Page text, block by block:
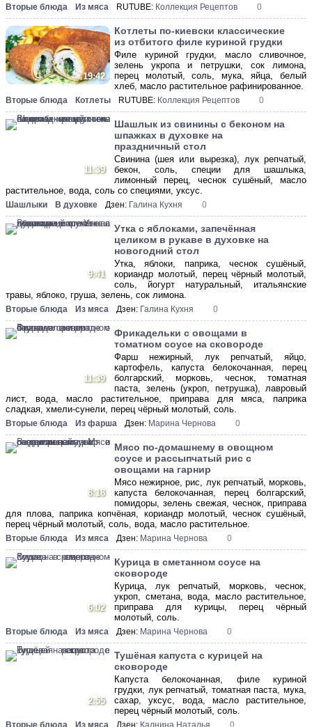
Вторые блюда Из мяса RUTUBE: Коллекция Рецептов 0
19:42
Котлеты по-киевски классические
из отбитого филе куриной грудки
Филе куриной грудки, масло сливочное,
зелень укропа и петрушки, сок лимона,
перец молотый, соль, мука, яйца, белый
хлеб, масло растительное рафинированное.
Вторые блюда Котлеты RUTUBE: Коллекция Рецептов 0
11:39
Шашлык из свинины с беконом на
шпажках в духовке на
праздничный стол
Свинина (шея или вырезка), лук репчатый,
бекон, соль, специи для шашлыка,
лимонный перец, чеснок сушёный, масло
растительное, вода, соль со специями, уксус.
Шашлыки В духовке Дзен: Галина Кухня 0
9:41
Утка с яблоками, запечённая
целиком в рукаве в духовке на
новогодний стол
Утка, яблоки, паприка, чеснок сушёный,
кориандр молотый, перец чёрный молотый,
соль, йогурт натуральный, итальянские
травы, яблоко, груша, зелень, сок лимона.
Вторые блюда Из мяса Дзен: Галина Кухня 0
11:39
Фрикадельки с овощами в
томатном соусе на сковороде
Фарш нежирный, лук репчатый, яйцо,
картофель, капуста белокочанная, перец
болгарский, морковь, чеснок, томатная
паста, зелень (укроп, петрушка), лавровый
лист, вода, масло растительное, приправа для мяса, паприка
сладкая, хмели-сунели, перец чёрный молотый, соль.
Вторые блюда Из фарша Дзен: Марина Чернова 0
8:18
Мясо по-домашнему в овощном
соусе и рассыпчатый рис с
овощами на гарнир
Мясо нежирное, рис, лук репчатый, морковь,
капуста белокочанная, перец болгарский,
помидоры, зелень свежая, чеснок, приправа
для плова, паприка копчёная, кориандр молотый, чеснок сушёный,
перец чёрный молотый, соль, вода, масло растительное.
Вторые блюда Из мяса Дзен: Марина Чернова 0
6:02
Курица в сметанном соусе на
сковороде
Курица, лук репчатый, морковь, чеснок,
укроп, сметана, вода, масло растительное,
приправа для курицы, перец чёрный
молотый, соль.
Вторые блюда Из мяса Дзен: Марина Чернова 0
2:55
Тушёная капуста с курицей на
сковороде
Капуста белокочанная, филе куриной
грудки, лук репчатый, томатная паста, мука,
сахар, уксус, вода, масло растительное,
перец чёрный молотый, соль.
Вторые блюда Из мяса Дзен: Калнина Наталья 0